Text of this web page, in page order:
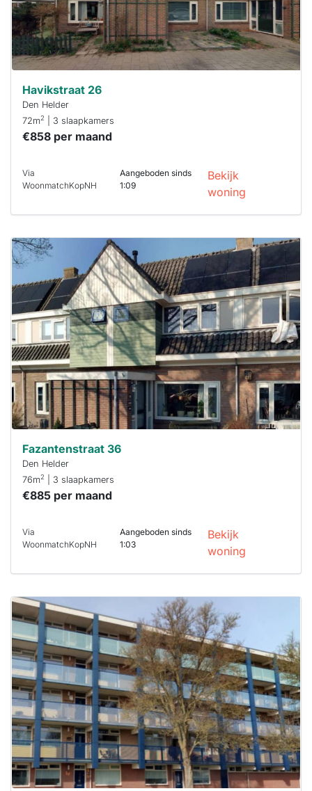
Stekkies helpt
je hierbij!
Havikstraat 26
Den Helder
72m2 | 3 slaapkamers
€858 per maand
Via
WoonmatchKopNH
Aangeboden sinds
1:09
Bekijk
woning
Deze woning
waarschijnlijk
al verhuurd
Om kans te
maken moet je
binnen 15
minuten
reageren.
Stekkies helpt
je hierbij!
Fazantenstraat 36
Den Helder
76m2 | 3 slaapkamers
€885 per maand
Via
WoonmatchKopNH
Aangeboden sinds
1:03
Bekijk
woning
Deze woning
is
waarschijnlijk
al verhuurd
Om kans te
maken moet je
binnen 15
minuten
reageren.
Stekkies helpt
je hierbij!